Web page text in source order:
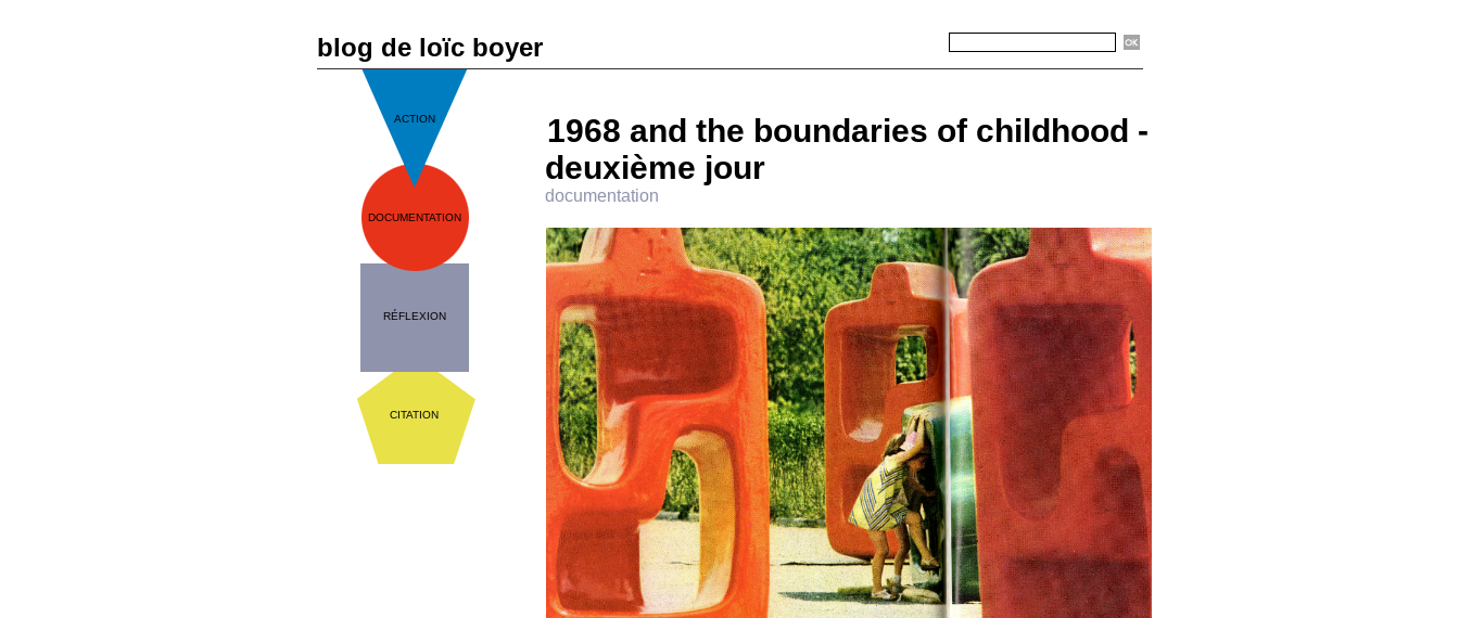
blog de loïc boyer
ACTION
DOCUMENTATION
RÉFLEXION
CITATION
1968 and the boundaries of childhood -
deuxième jour
documentation